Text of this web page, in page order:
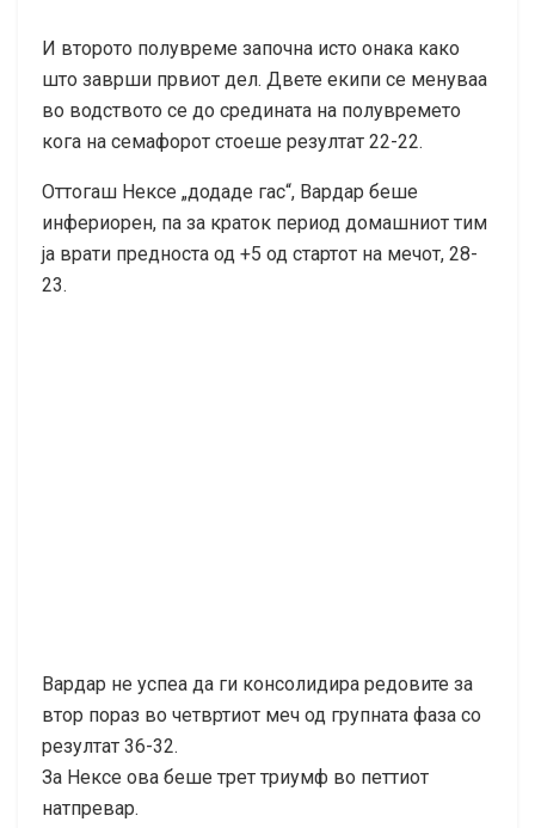
И второто полувреме започна исто онака како
што заврши првиот дел. Двете екипи се менуваа
во водството се до средината на полувремето
кога на семафорот стоеше резултат 22-22.
Оттогаш Нексе „додаде гас“, Вардар беше
инфериорен, па за краток период домашниот тим
ја врати предноста од +5 од стартот на мечот, 28-
23.
Вардар не успеа да ги консолидира редовите за
втор пораз во четвртиот меч од групната фаза со
резултат 36-32.
За Нексе ова беше трет триумф во петтиот
натпревар.